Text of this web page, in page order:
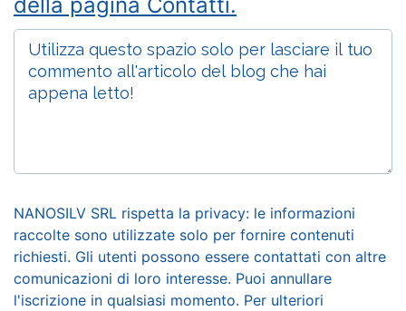
della pagina Contatti.
NANOSILV SRL rispetta la privacy: le informazioni
raccolte sono utilizzate solo per fornire contenuti
richiesti. Gli utenti possono essere contattati con altre
comunicazioni di loro interesse. Puoi annullare
l'iscrizione in qualsiasi momento. Per ulteriori